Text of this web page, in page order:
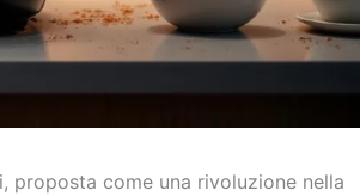
come una rivoluzione nella